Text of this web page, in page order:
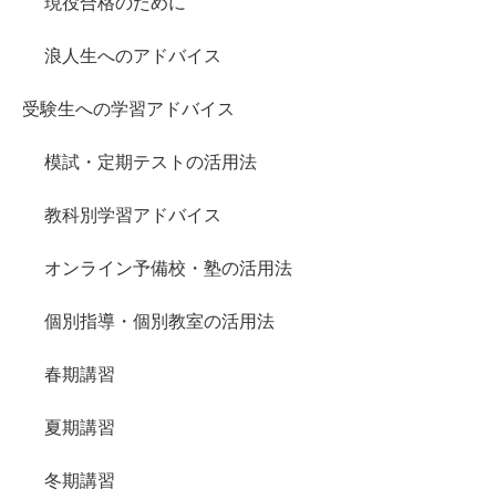
浪人生へのアドバイス
受験生への学習アドバイス
模試・定期テストの活用法
教科別学習アドバイス
オンライン予備校・塾の活用法
個別指導・個別教室の活用法
春期講習
夏期講習
冬期講習